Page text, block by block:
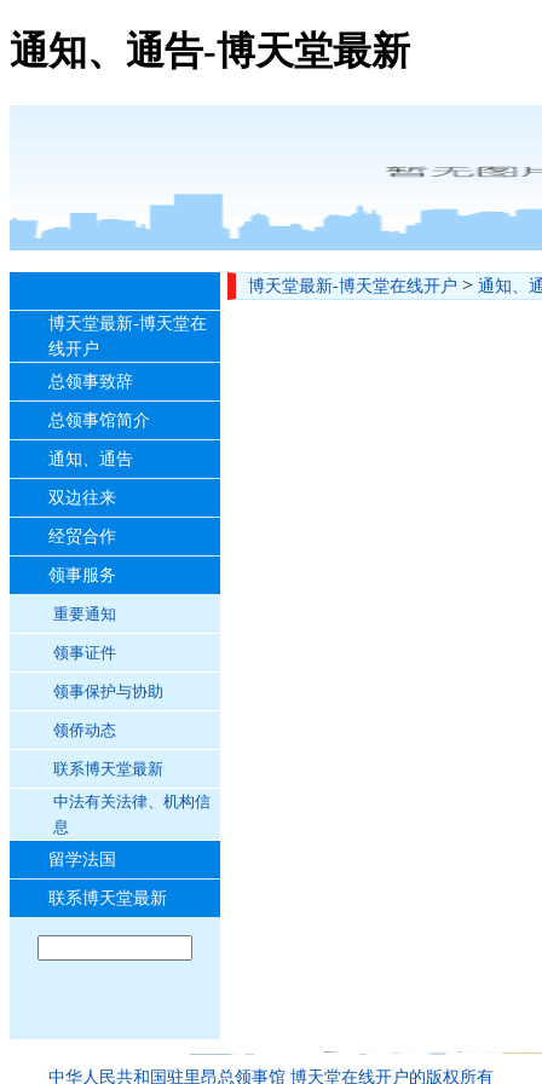
通知、通告-博天堂最新
博天堂最新-博天堂在
线开户
总领事致辞
总领事馆简介
通知、通告
双边往来
经贸合作
领事服务
重要通知
领事证件
领事保护与协助
领侨动态
联系博天堂最新
中法有关法律、机构信
息
留学法国
联系博天堂最新
博天堂最新-博天堂在线开户 > 通知、
中华人民共和国驻里昂总领事馆 博天堂在线开户的版权所有